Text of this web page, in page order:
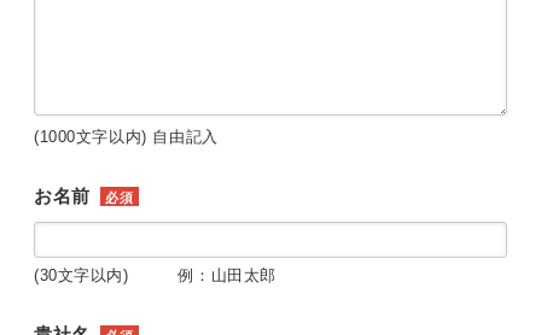
(1000文字以内) 自由記入
お名前 必須
(30文字以内) 例：山田太郎